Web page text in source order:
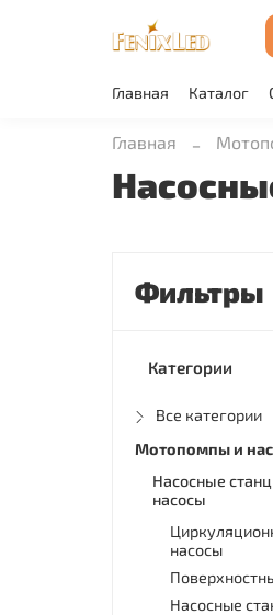
Главная Каталог
Главная
Фильтры
Категории
Все категории
Мотопомпы и
Насосные
насосы
насосы
Насосные